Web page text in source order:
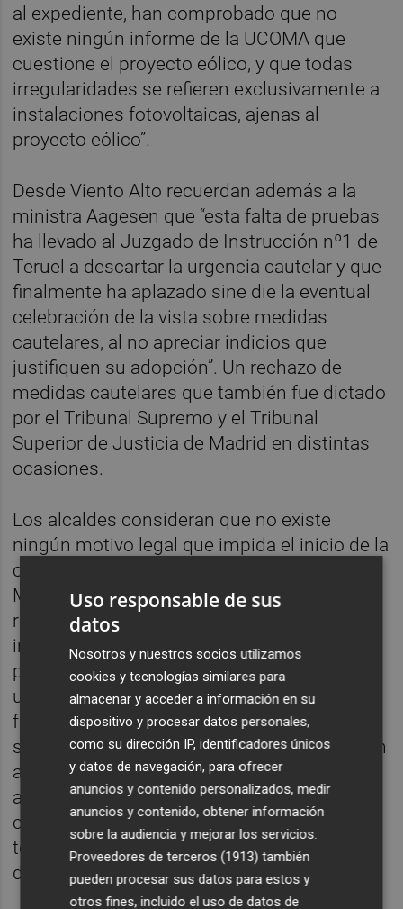
al expediente, han comprobado que no
existe ningún informe de la UCOMA que
cuestione el proyecto eólico, y que todas
irregularidades se refieren exclusivamente a
instalaciones fotovoltaicas, ajenas al
proyecto eólico”.
Desde Viento Alto recuerdan además a la
ministra Aagesen que “esta falta de pruebas
ha llevado al Juzgado de Instrucción nº1 de
Teruel a descartar la urgencia cautelar y que
finalmente ha aplazado sine die la eventual
celebración de la vista sobre medidas
cautelares, al no apreciar indicios que
justifiquen su adopción”. Un rechazo de
medidas cautelares que también fue dictado
por el Tribunal Supremo y el Tribunal
Superior de Justicia de Madrid en distintas
ocasiones.
Los alcaldes consideran que no existe
ningún motivo legal que impida el inicio de la
construcción del parque eólico e instan al
Miteco a resolver sin más demora los
recursos pendientes y a permitir que se
inicie de inmediato la construcción de un
proyecto que “cuenta con el respaldo
unánime de los municipios implicados y es
fundamental para el desarrollo económico y
social de la comarca”. En su misiva advierten
a la ministra de que “no hacerlo supone
asumir la responsabilidad política de seguir
castigando injustificadamente a uno de los
territorios más vulnerables frente al reto
demográfico”.
Uso responsable de sus
datos
Nosotros y nuestros socios utilizamos
cookies y tecnologías similares para
almacenar y acceder a información en su
dispositivo y procesar datos personales,
como su dirección IP, identificadores únicos
y datos de navegación, para ofrecer
anuncios y contenido personalizados, medir
anuncios y contenido, obtener información
sobre la audiencia y mejorar los servicios.
Proveedores de terceros (1913) también
pueden procesar sus datos para estos y
otros fines, incluido el uso de datos de